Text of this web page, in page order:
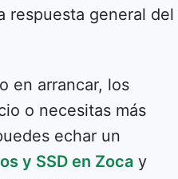
respuesta general del
en arrancar, los
o necesitas más
echar un
y SSD en Zoca y